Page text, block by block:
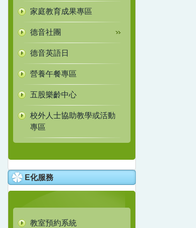
家庭教育成果專區
德音社團
德音英語日
營養午餐專區
五股樂齡中心
校外人士協助教學或活動
專區
E化服務
教室預約系統